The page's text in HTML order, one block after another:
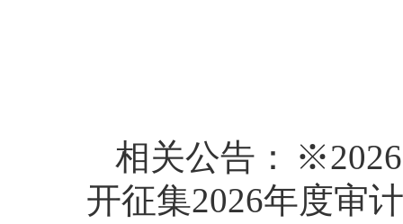
相关公告：
开征集2026年度审